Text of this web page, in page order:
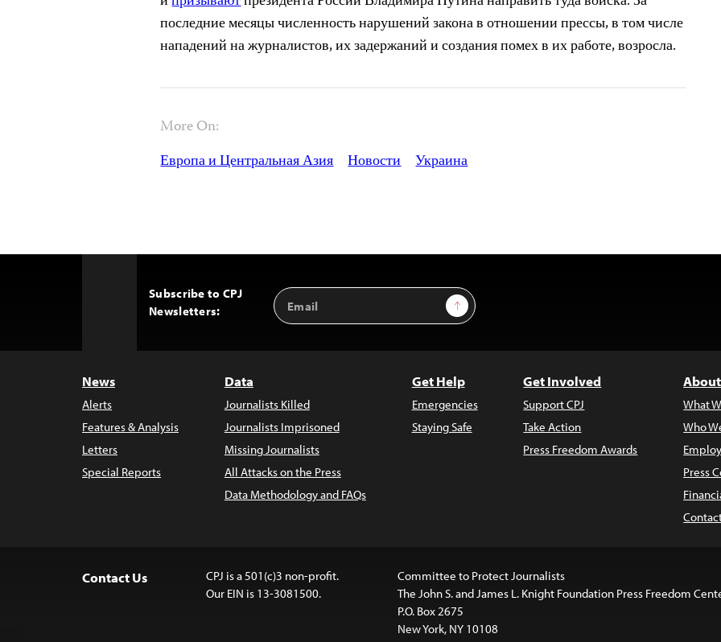
последние месяцы численность нарушений закона в отношении прессы, в том числе
нападений на журналистов, их задержаний и создания помех в их работе, возросла.
More On:
Европа и Центральная Азия Новости Украина
Subscribe to CPJ
Newsletters:
Email
Address
Sign Up
News
Alerts
Features & Analysis
Letters
Special Reports
Data
Journalists Killed
Journalists Imprisoned
Missing Journalists
All Attacks on the Press
Data Methodology and FAQs
Get Help
Emergencies
Staying Safe
Get Involved
Support CPJ
Take Action
Press Freedom Awards
What
Who
Press
Contact Us
CPJ is a 501(c)3 non-profit.
Our EIN is 13-3081500.
Committee to Protect Journalists
The John S. and James L. Knight Foundation Press Freedom
P.O. Box 2675
New York, NY 10108